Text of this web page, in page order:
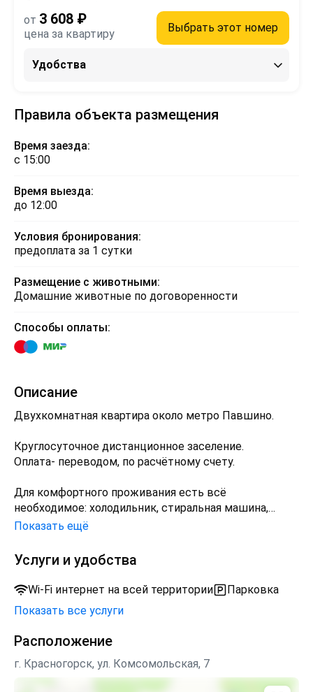
от 3 608 ₽
цена за квартиру Выбрать этот номер
Удобства
Правила объекта размещения
Время заезда:
с 15:00
Время выезда:
до 12:00
Условия бронирования:
предоплата за 1 сутки
Размещение с животными:
Домашние животные по договоренности
Способы оплаты:
Описание
Двухкомнатная квартира около метро Павшино.
Круглосуточное дистанционное заселение.
Оплата- переводом, по расчётному счету.
Для комфортного проживания есть всё
необходимое: холодильник, стиральная машина,
чайник, посуда, кухонная плита, микроволновая печь,
средства личной гигиены.
Предусматривается заселение до 5 человек.
Размещение более 2 человек, трансфер,
дополнительный спальный комплект, проживание с
услуги горничной - за дополнительную плату.
Залог 4000 рублей за весь период проживания .Залог
Показать ещё
Услуги и удобства
Wi-Fi интернет на всей территории
Парковка
Показать все услуги
Расположение
г. Красногорск, ул. Комсомольская, 7